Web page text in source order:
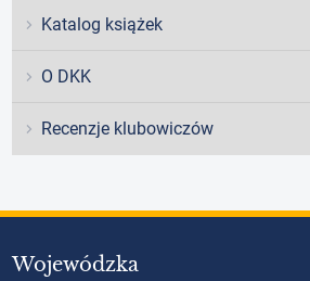
Katalog książek
O DKK
Recenzje klubowiczów
Wojewódzka